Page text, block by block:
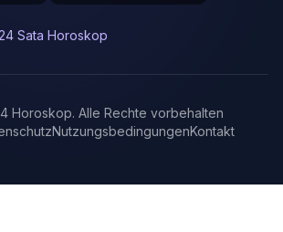
Sata Horoskop
Horoskop. Alle Rechte vorbehalten
NutzungsbedingungenKontakt